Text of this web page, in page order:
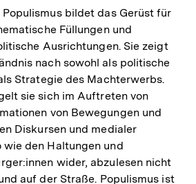
bildet das Gerüst für
Füllungen und
Ausrichtungen. Sie zeigt
nach sowohl als politische
Strategie des Machterwerbs.
sie sich im Auftreten von
von Bewegungen und
Diskursen und medialer
den Haltungen und
wider, abzulesen nicht
auf der Straße. Populismus ist